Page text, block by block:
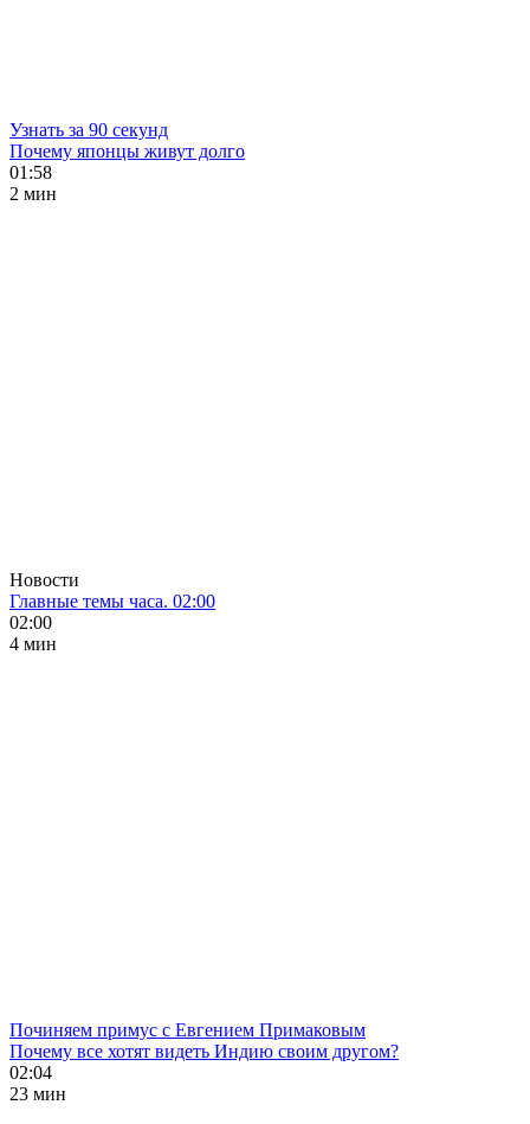
Узнать за 90 секунд
Почему японцы живут долго
01:58
2 мин
Новости
Главные темы часа. 02:00
02:00
4 мин
Починяем примус с Евгением Примаковым
Почему все хотят видеть Индию своим другом?
02:04
23 мин